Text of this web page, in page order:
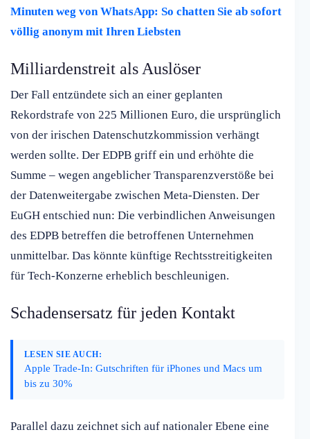
Minuten weg von WhatsApp: So chatten Sie ab sofort
völlig anonym mit Ihren Liebsten
Milliardenstreit als Auslöser
Der Fall entzündete sich an einer geplanten
Rekordstrafe von 225 Millionen Euro, die ursprünglich
von der irischen Datenschutzkommission verhängt
werden sollte. Der EDPB griff ein und erhöhte die
Summe – wegen angeblicher Transparenzverstöße bei
der Datenweitergabe zwischen Meta-Diensten. Der
EuGH entschied nun: Die verbindlichen Anweisungen
des EDPB betreffen die betroffenen Unternehmen
unmittelbar. Das könnte künftige Rechtsstreitigkeiten
für Tech-Konzerne erheblich beschleunigen.
Schadensersatz für jeden Kontakt
LESEN SIE AUCH:
Apple Trade-In: Gutschriften für iPhones und Macs um
bis zu 30%
Parallel dazu zeichnet sich auf nationaler Ebene eine